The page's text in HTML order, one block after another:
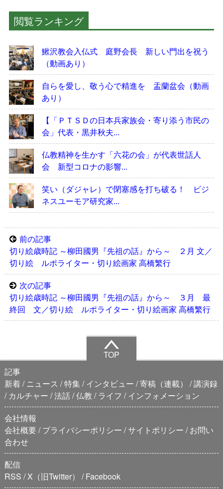
閲覧ランキング
鰍沢教会入仏式 庭野会長 新しい門出を祝う
（動画あり）
自らを愛し、敬う心で精進を 盂蘭盆会（動画
あり）
【「ＰＴＳＤの日本兵家族会・寄り添う市民の
会」代表・黒井秋夫...
仏教精神を生かす「六花の会」が代表世話人
会 新型コロナの影響...
笑い（ダジャレ）で閉塞感を打ち破る！ ビジ
ネスユーモア研究家...
前の記事
切り絵歳時記 ～柳田國男『先祖の話』から～ ２月 文／
切り絵 ルポライター・切り絵画家 高橋繁行
次の記事
切り絵歳時記 ～柳田國男『先祖の話』から～ ３月 最
終回 文／切り絵 ルポライター・切り絵画家 高橋繁行
TOP
記事
新着
ニュース 特集 インタビュー 寄稿（連載）
講演録
カルチャー 法話 仏教 ライフ
インフォメーション
会社情報
会社概要 プライバシーポリシー サイトポリシー
お問い
合わせ
配信
RSS X（旧Twitter） Facebook